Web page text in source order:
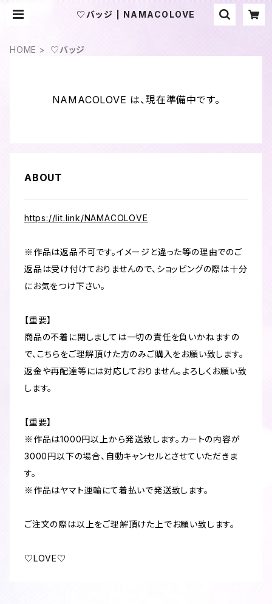
♡バッジ | NAMACOLOVE
HOME ♡バッジ
NAMACOLOVE は、現在準備中です。
ABOUT
https://lit.link/NAMACOLOVE
※作品は返品不可です。イメージと違った等の理由でのご
返品は受け付けておりませんので、ショッピングの際は十分
にお気をつけ下さい。
【重要】
商品の不着に関しましては一切の責任を負いかねますの
で、こちらをご理解頂けた方のみご購入をお願い致します。
返金や再配達等には対応しておりません。よろしくお願い致
します。
【重要】
※作品は1000円以上から発送致します。カートの内容が
3000円以下の場合、自動キャンセルとさせていただきま
す。
※作品はヤマト運輸にて着払いで発送致します。
ご注文の際は以上をご理解頂けた上でお願い致します。
♡LOVE♡